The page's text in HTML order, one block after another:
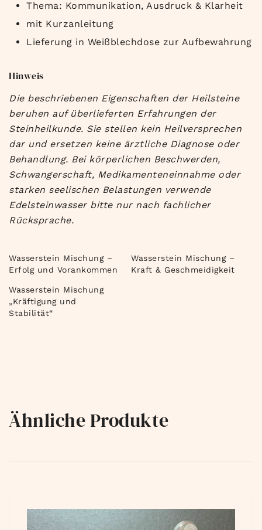
Thema: Kommunikation, Ausdruck & Klarheit
mit Kurzanleitung
Lieferung in Weißblechdose zur Aufbewahrung
Hinweis
Die beschriebenen Eigenschaften der Heilsteine
beruhen auf überlieferten Erfahrungen der
Steinheilkunde. Sie stellen kein Heilversprechen
dar und ersetzen keine ärztliche Diagnose oder
Behandlung. Bei körperlichen Beschwerden,
Schwangerschaft, Medikamenteneinnahme oder
starken seelischen Belastungen verwende
Edelsteinwasser bitte nur nach fachlicher
Rücksprache.
Wasserstein Mischung –
Erfolg und Vorankommen
Wasserstein Mischung –
Kraft & Geschmeidigkeit
Wasserstein Mischung
„Kräftigung und
Stabilität“
Ähnliche Produkte